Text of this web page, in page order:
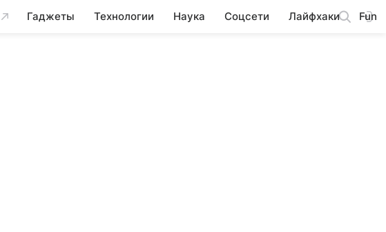
Гаджеты Технологии Наука Соцсети Лайфхаки Fun